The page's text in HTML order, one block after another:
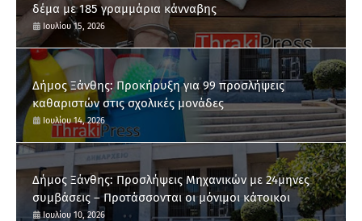
δέμα με 185 γραμμάρια κάνναβης
Ιουλίου 15, 2026
Δήμος Ξάνθης: Προκήρυξη για 99 προσλήψεις
καθαριστών στις σχολικές μονάδες
Ιουλίου 14, 2026
Δήμος Ξάνθης: Προσλήψεις Μηχανικών με 24μηνες
συμβάσεις – Προτάσσονται οι μόνιμοι κάτοικοι
Ιουλίου 10, 2026